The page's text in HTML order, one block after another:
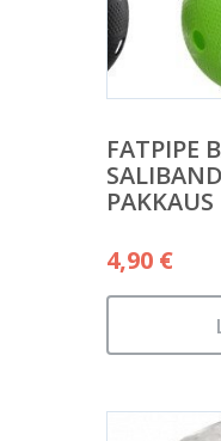
FATPIPE
PAKKAUS
4,90 €